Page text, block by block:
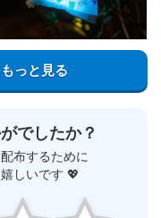
っと見る
でしたか？
布するために
しいです 💖